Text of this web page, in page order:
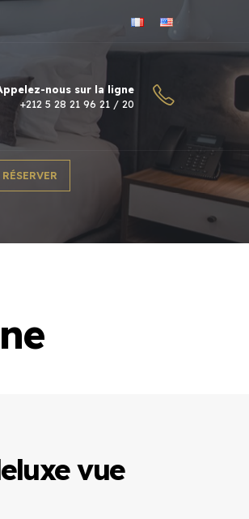
nous sur la ligne
+212 5 28 21 96 21 / 20
RÉSERVER
vue